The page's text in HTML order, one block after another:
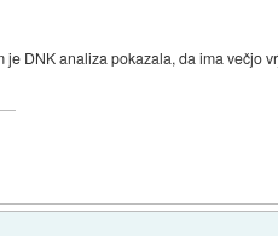
DNK analiza pokazala, da ima večjo